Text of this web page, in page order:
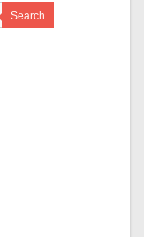
Search